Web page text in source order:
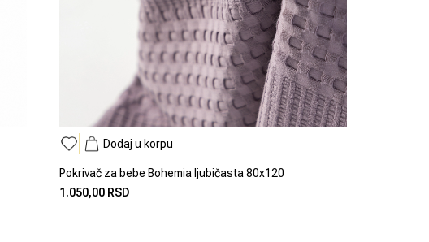
Dodaj u korpu
Pokrivač za bebe Bohemia ljubičasta 80x120
1.050,00 RSD